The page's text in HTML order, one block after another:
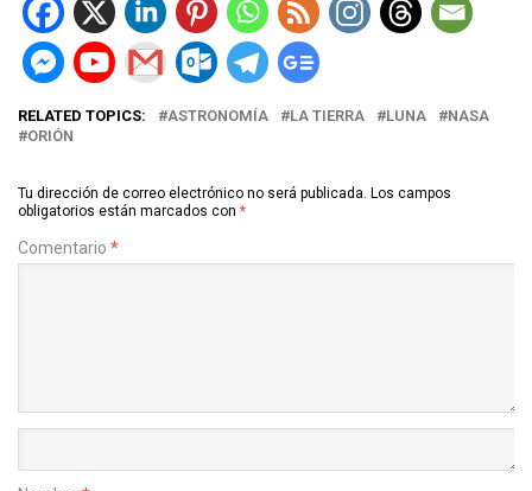
RELATED TOPICS: ASTRONOMÍA LA TIERRA LUNA
NASA
ORIÓN
Tu dirección de correo electrónico no será publicada. Los campos
obligatorios están marcados con *
Comentario *